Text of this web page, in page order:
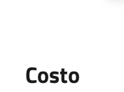
Costo